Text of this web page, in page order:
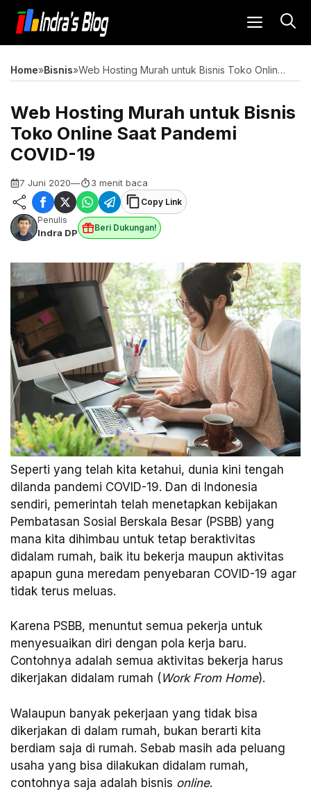
Langsung
isi
MENU
Home»Bisnis» Web Hosting Murah untuk Bisnis Toko Online Saat Pandemi COVID-19
Web Hosting Murah untuk Bisnis
Toko Online Saat Pandemi
COVID-19
7 Juni 2020— 3 menit baca
Copy Link
Penulis
Indra DP Beri Dukungan!
Seperti yang telah kita ketahui, dunia kini tengah
dilanda pandemi COVID-19. Dan di Indonesia
sendiri, pemerintah telah menetapkan kebijakan
Pembatasan Sosial Berskala Besar (PSBB) yang
mana kita dihimbau untuk tetap beraktivitas
didalam rumah, baik itu bekerja maupun aktivitas
apapun guna meredam penyebaran COVID-19 agar
tidak terus meluas.
Karena PSBB, menuntut semua pekerja untuk
menyesuaikan diri dengan pola kerja baru.
Contohnya adalah semua aktivitas bekerja harus
dikerjakan didalam rumah ( Work From Home).
Walaupun banyak pekerjaan yang tidak bisa
dikerjakan di dalam rumah, bukan berarti kita
berdiam saja di rumah. Sebab masih ada peluang
usaha yang bisa dilakukan didalam rumah,
contohnya saja adalah bisnis online.